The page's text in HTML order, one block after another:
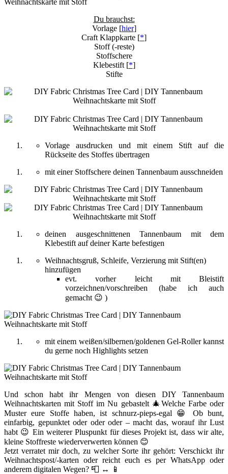
Du brauchst:
Vorlage [hier]
Craft Klappkarte [*]
Stoff (-reste)
Stoffschere
Klebestift [*]
Stifte
Vorlage ausdrucken und mit einem Stift auf die
Rückseite des Stoffes übertragen
mit einer Stoffschere deinen Tannenbaum ausschneiden
deinen ausgeschnittenen Tannenbaum mit dem
Klebestift auf deiner Karte befestigen
Weihnachtsgruß, Schleife, Verzierung mit Stift(en)
hinzufügen
evt. vorher leicht mit Bleistift
vorzeichnen/vorschreiben (habe ich auch
gemacht 😉 )
mit einem weißen/silbernen/goldenen Gel-Roller kannst
du gerne noch Highlights setzen
Und schon habt ihr Mengen von diesen DIY Tannenbaum
Weihnachtskarten mit Stoff im Nu gebastelt 🎄Welche Farbe oder
Muster eure Stoffe haben, ist schnurz-pieps-egal 😁 Ob bunt,
einfarbig, gepunktet oder oder oder – macht das, worauf ihr Lust
habt 😉 Ein weiterer Pluspunkt für dieses Projekt ist, dass wir alte,
kleine Stoffreste wiederverwerten können 😊
Jetzt verratet mir doch, zu welcher Sorte ihr gehört: Verschickt ihr
Weihnachtspost/-karten oder reicht euch es per WhatsApp oder
anderem digitalen Wegen? 📮 ↔️ 📱